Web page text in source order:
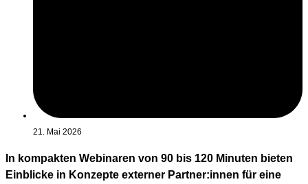
21. Mai 2026
In kompakten Webinaren von 90 bis 120 Minuten bieten
Einblicke in Konzepte externer Partner:innen für eine